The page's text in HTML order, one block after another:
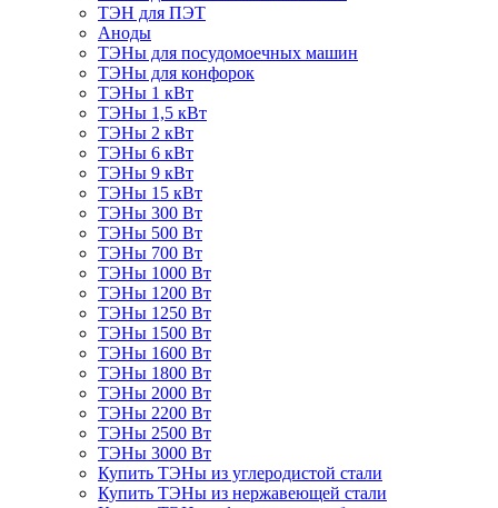
ТЭН для ПЭТ
Аноды
ТЭНы для посудомоечных машин
ТЭНы для конфорок
ТЭНы 1 кВт
ТЭНы 1,5 кВт
ТЭНы 2 кВт
ТЭНы 6 кВт
ТЭНы 9 кВт
ТЭНы 15 кВт
ТЭНы 300 Вт
ТЭНы 500 Вт
ТЭНы 700 Вт
ТЭНы 1000 Вт
ТЭНы 1200 Вт
ТЭНы 1250 Вт
ТЭНы 1500 Вт
ТЭНы 1600 Вт
ТЭНы 1800 Вт
ТЭНы 2000 Вт
ТЭНы 2200 Вт
ТЭНы 2500 Вт
ТЭНы 3000 Вт
Купить ТЭНы из углеродистой стали
Купить ТЭНы из нержавеющей стали